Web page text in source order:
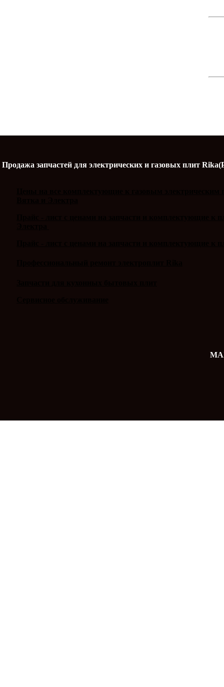
Продажа запчастей для электрических и газовых плит